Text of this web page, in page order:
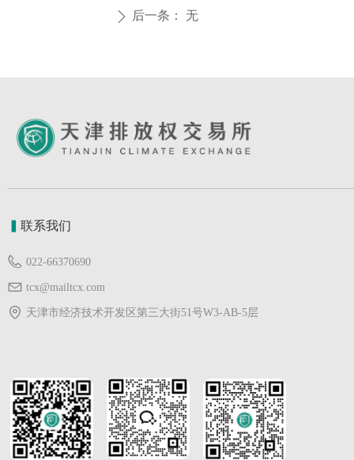
ꄲ 后一条： 无
联系我们
022-66370690
tcx@mailtcx.com
天津市经济技术开发区第三大街51号W3-AB-5层